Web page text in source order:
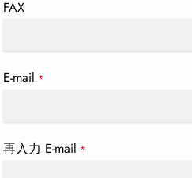
FAX
E-mail *
再入力 E-mail *